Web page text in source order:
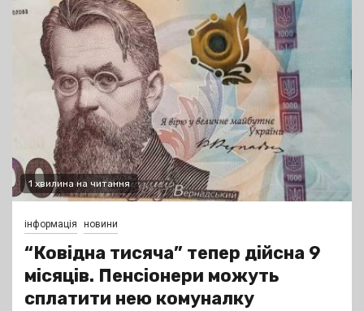
1 хвилина на читання
інформація новини
“Ковідна тисяча” тепер дійсна 9
місяців. Пенсіонери можуть
сплатити нею комуналку